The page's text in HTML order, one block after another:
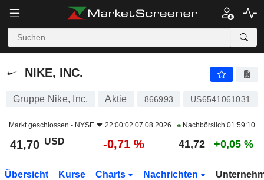
NIKE, INC.
NIKE, INC.
Gruppe Nike, Inc. Aktie 866993 US6541061031
Markt geschlossen - NYSE 22:00:02 07.08.2026 Nachbörslich 01:59:10
41,70 USD -0,71 % 41,72 +0,05 %
Übersicht Kurse Charts Nachrichten